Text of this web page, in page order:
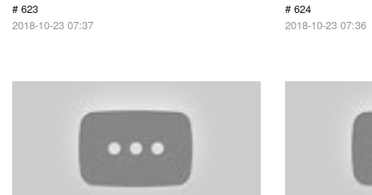
# 623
2018-10-23 07:37
# 624
2018-10-23 07:36